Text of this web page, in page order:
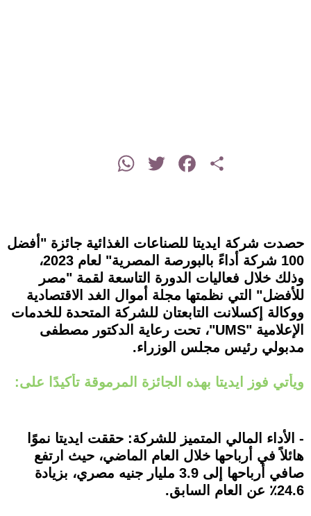
Share
Facebook
Twitter
WhatsApp
حصدت شركة ايديتا للصناعات الغذائية جائزة "أفضل
100 شركة أداءً بالبورصة المصرية" لعام 2023،
وذلك خلال فعاليات الدورة التاسعة لقمة "مصر
للأفضل" التي نظمتها مجلة أموال الغد الاقتصادية
ووكالة إكسلانت التابعتان للشركة المتحدة للخدمات
الإعلامية "UMS"، تحت رعاية الدكتور مصطفى
مدبولي رئيس مجلس الوزراء.
ويأتي فوز ايديتا بهذه الجائزة المرموقة تأكيدًا على:
- الأداء المالي المتميز للشركة: حققت ايديتا نموًا
هائلاً في أرباحها خلال العام الماضي، حيث ارتفع
صافي أرباحها إلى 3.9 مليار جنيه مصري، بزيادة
24.6٪ عن العام السابق.